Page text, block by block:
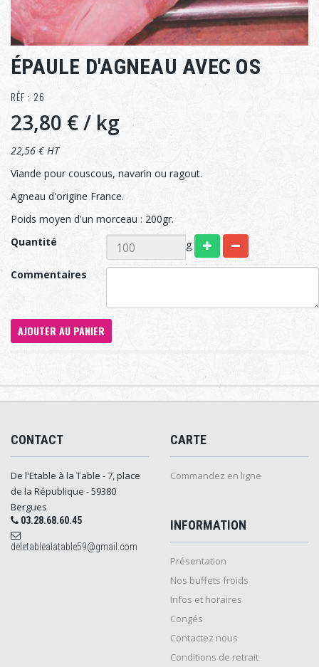
ÉPAULE D'AGNEAU AVEC OS
RÉF : 26
23,80 €/ kg
22,56 € HT
Viande pour couscous, navarin ou ragout.
Agneau d'origine France.
Poids moyen d'un morceau : 200gr.
Quantité
g
Commentaires
AJOUTER AU PANIER
CONTACT
De l'Etable à la Table - 7, place
de la République - 59380
Bergues
03.28.68.60.45
deletablealatable59@gmail.com
CARTE
Commandez en ligne
INFORMATION
Présentation
Nos buffets froids
Infos et horaires
Congés
Contactez nous
Conditions de retrait